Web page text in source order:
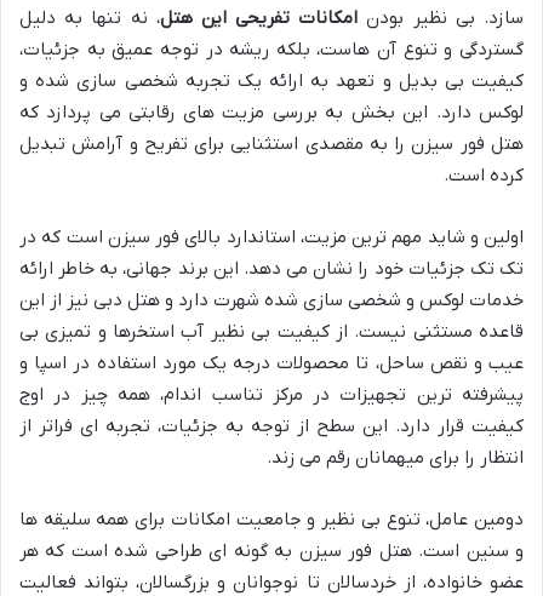
سازد. بی نظیر بودن امکانات تفریحی این هتل، نه تنها به دلیل
گستردگی و تنوع آن هاست، بلکه ریشه در توجه عمیق به جزئیات،
کیفیت بی بدیل و تعهد به ارائه یک تجربه شخصی سازی شده و
لوکس دارد. این بخش به بررسی مزیت های رقابتی می پردازد که
هتل فور سیزن را به مقصدی استثنایی برای تفریح و آرامش تبدیل
کرده است.
اولین و شاید مهم ترین مزیت، استاندارد بالای فور سیزن است که در
تک تک جزئیات خود را نشان می دهد. این برند جهانی، به خاطر ارائه
خدمات لوکس و شخصی سازی شده شهرت دارد و هتل دبی نیز از این
قاعده مستثنی نیست. از کیفیت بی نظیر آب استخرها و تمیزی بی
عیب و نقص ساحل، تا محصولات درجه یک مورد استفاده در اسپا و
پیشرفته ترین تجهیزات در مرکز تناسب اندام، همه چیز در اوج
کیفیت قرار دارد. این سطح از توجه به جزئیات، تجربه ای فراتر از
انتظار را برای میهمانان رقم می زند.
دومین عامل، تنوع بی نظیر و جامعیت امکانات برای همه سلیقه ها
و سنین است. هتل فور سیزن به گونه ای طراحی شده است که هر
عضو خانواده، از خردسالان تا نوجوانان و بزرگسالان، بتواند فعالیت